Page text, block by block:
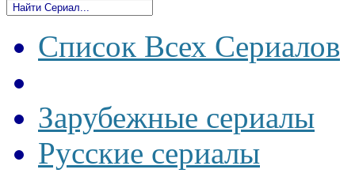
Список Всех Сериалов
Зарубежные сериалы
Русские сериалы